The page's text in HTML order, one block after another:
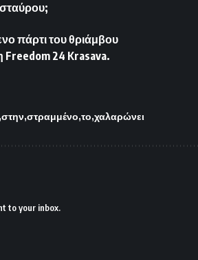
πάρτι του θριάμβου
24 Krasava.
στην στραμμένο το χαλαρώνει
to your inbox.